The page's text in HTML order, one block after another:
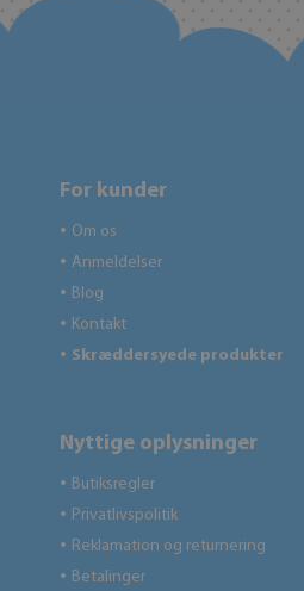
For kunder
● Om os
● Anmeldelser
● Blog
● Kontakt
● Skræddersyede produkter
Nyttige oplysninger
● Butiksregler
● Privatlivspolitik
● Reklamation og returnering
● Betalinger